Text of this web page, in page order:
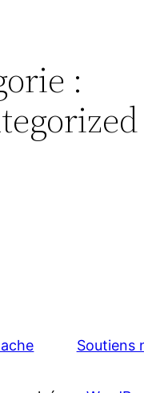
:
Soutiens